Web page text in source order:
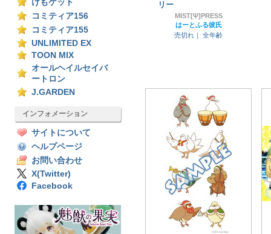
けもケット
コミティア156
コミティア155
UNLIMITED EX
TOON MIX
オールヘイルセイバ
ートロン
J.GARDEN
インフォメーション
サイトについて
ヘルプページ
お問い合わせ
X(Twitter)
Facebook
リー
MIST[Ψ]PRESS
はーとふる彼氏
売切れ｜
全年齢